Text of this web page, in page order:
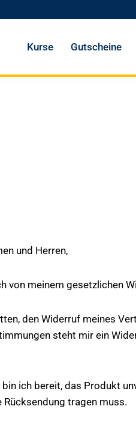
Kurse Gutscheine
und Herren,
von meinem gesetzlichen
den Widerruf meines
steht mir ein
ich bereit, das Produkt
tragen muss.